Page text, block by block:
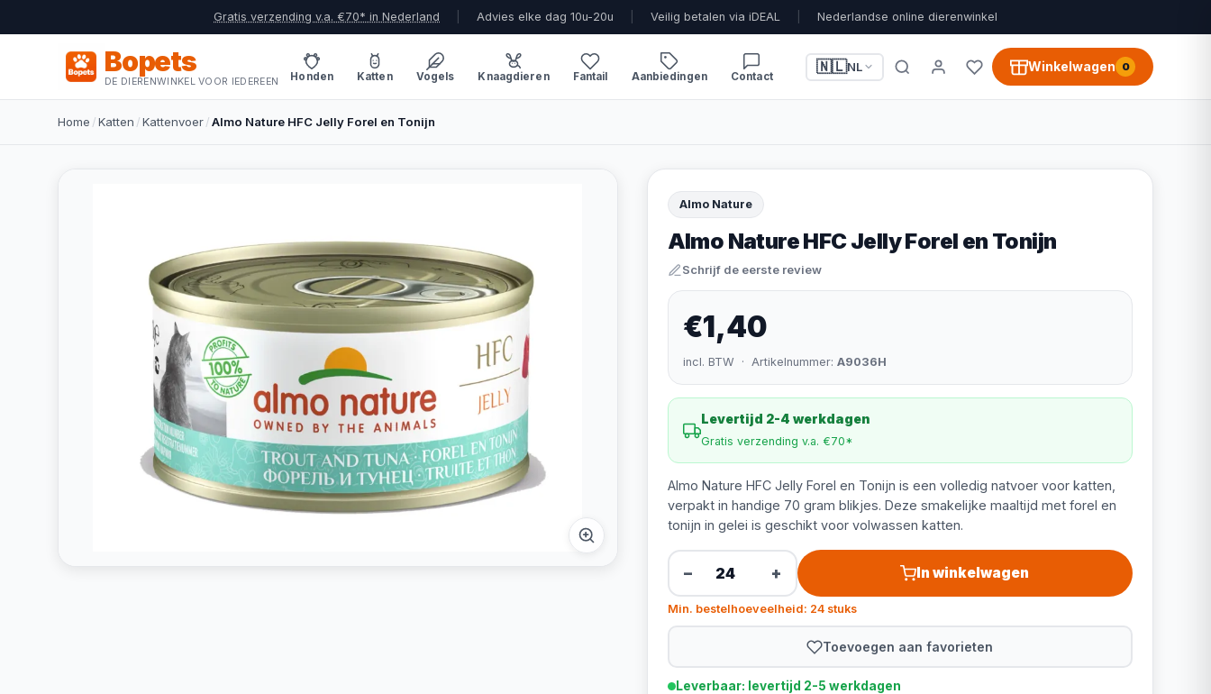
Gratis verzending v.a. €70* in Nederland Advies elke dag 10u-20u Veilig betalen via iDEAL Nederlandse online dierenwinkel
Bopets
DE DIERENWINKEL VOOR IEDEREEN Honden Katten Vogels Knaagdieren Fantail Aanbiedingen Contact
🇳🇱NL Winkelwagen 0
Home /Katten /Kattenvoer/Almo Nature HFC Jelly Forel en Tonijn
Almo Nature
Almo Nature HFC Jelly Forel en Tonijn
Schrijf de eerste review
€1,40
incl. BTW · Artikelnummer: A9036H
Levertijd 2-4 werkdagen
Gratis verzending v.a. €70*
Almo Nature HFC Jelly Forel en Tonijn is een volledig natvoer voor katten,
verpakt in handige 70 gram blikjes. Deze smakelijke maaltijd met forel en
tonijn in gelei is geschikt voor volwassen katten.
− + In winkelwagen
Min. bestelhoeveelheid: 24 stuks
Toevoegen aan favorieten
Leverbaar: levertijd 2-5 werkdagen